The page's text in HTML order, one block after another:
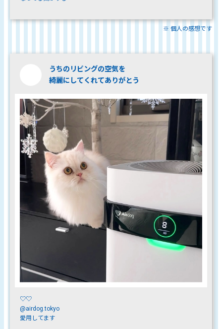
※ 個人の感想です
うちのリビングの空気を
綺麗にしてくれてありがとう
♡♡
@airdog.tokyo
愛用してます